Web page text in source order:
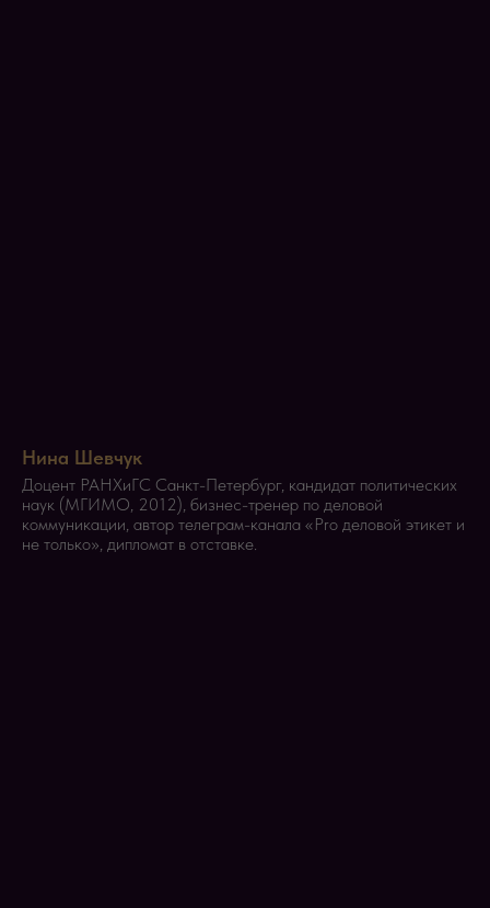
Нина Шевчук
Доцент РАНХиГС Санкт-Петербург, кандидат политических
наук (МГИМО, 2012), бизнес-тренер по деловой
коммуникации, автор телеграм-канала «Pro деловой этикет и
не только», дипломат в отставке.